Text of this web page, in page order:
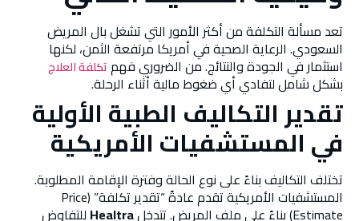
تعد مسألة التكلفة من أكثر الأمور التي تشغل بال المريض
السعودي. الرعاية الصحية في أمريكا مرتفعة الثمن، لكنها
استثمار في الجودة والنتائج. من الضروري فهمتكلفة العلاج
بشكل شامل لتفادي أي ضغوط مالية أثناء الرحلة.
تقدير التكاليف الطبية الأولية
في المستشفيات الأمريكية
تختلف التكاليف بناءً على نوع الحالة وفترة الإقامة المطلوبة.
المستشفيات الأمريكية تقدم عادةً “تقدير تكلفة” (Price
Estimate) بناءً على ملف المريض. تتدخل Healtra للتفاوض